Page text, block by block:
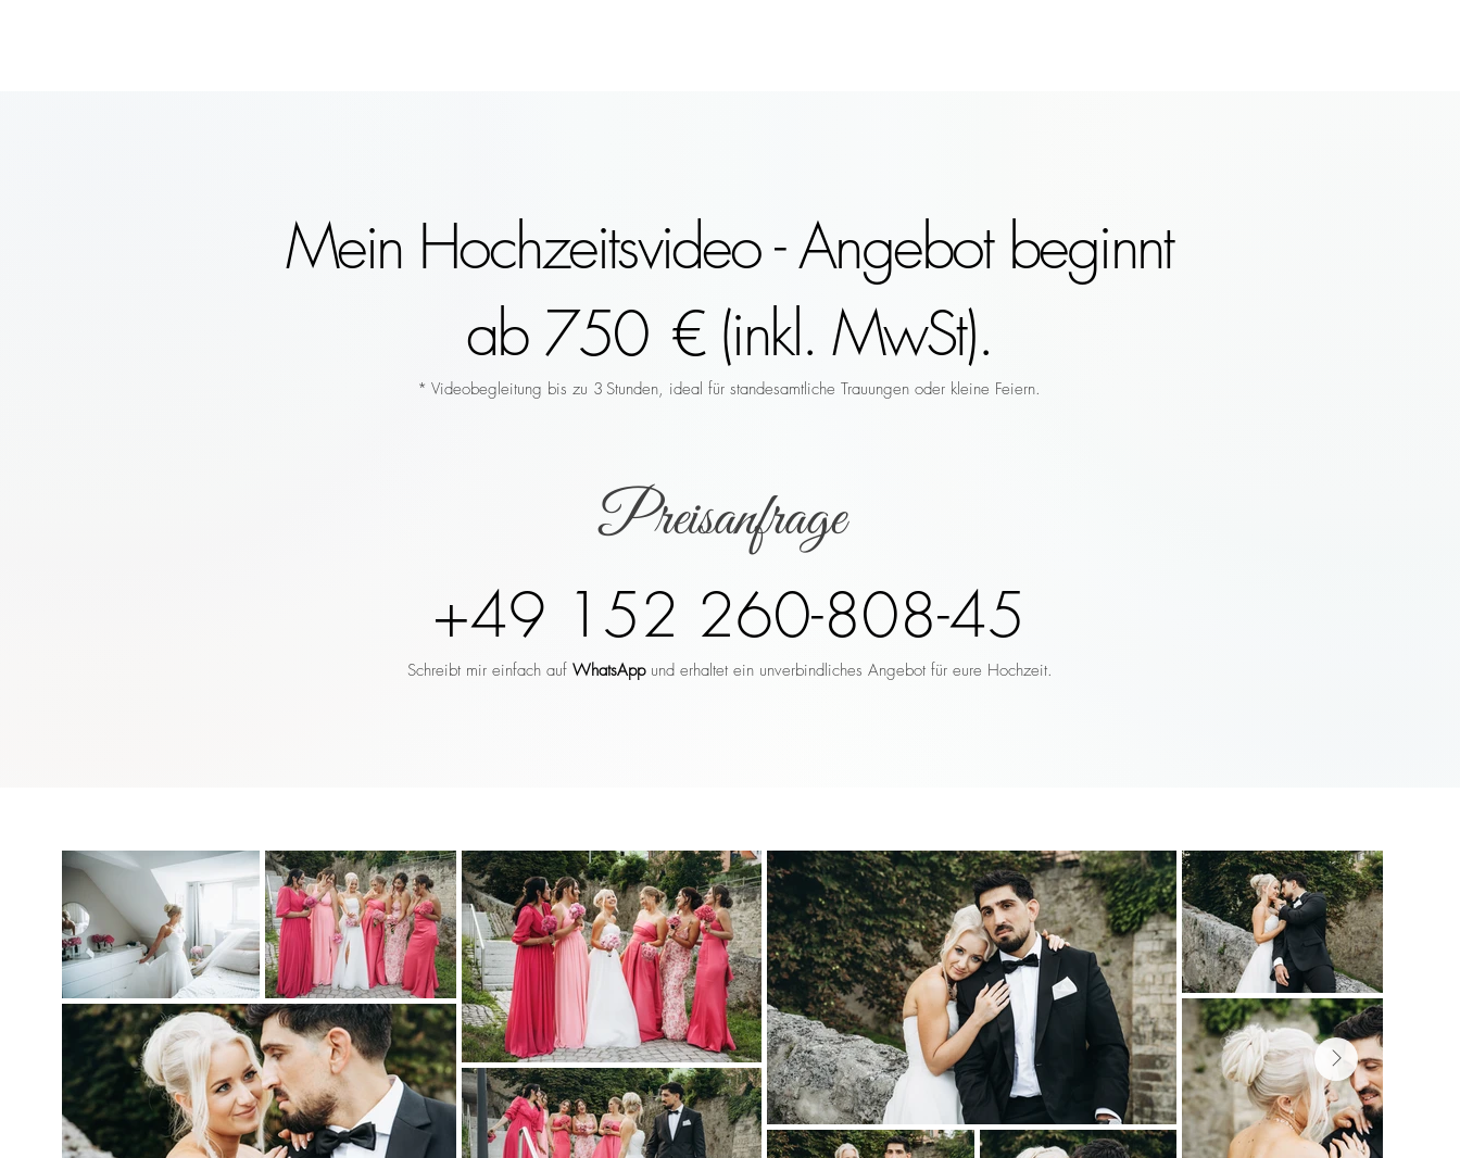
Mein Hochzeitsvideo - Angebot beginnt
ab 750 € (inkl. MwSt).
* Videobegleitung bis zu 3 Stunden, ideal für standesamtliche Trauungen oder kleine Feiern.
Preisanfrage
+49 152 260-808-45
Schreibt mir einfach auf WhatsAppund erhaltet ein unverbindliches Angebot für eure Hochzeit.